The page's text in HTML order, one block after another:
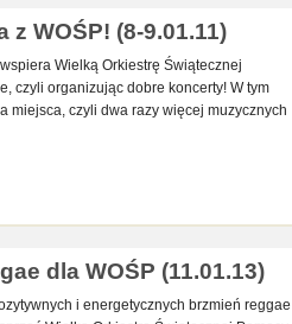
z WOŚP! (8-9.01.11)
Wielką Orkiestrę Świątecznej
czyli organizując dobre koncerty! W tym
miejsca, czyli dwa razy więcej muzycznych
dla WOŚP (11.01.13)
i energetycznych brzmień reggae